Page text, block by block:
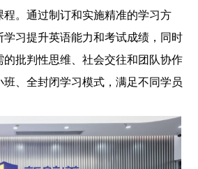
。通过制订和实施精准的学习方
习提升英语能力和考试成绩，同时
批判性思维、社会交往和团队协作
、全封闭学习模式，满足不同学员